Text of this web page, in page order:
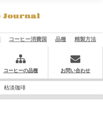
コーヒー消費国 品種 精製方法
コーヒーの品種 お問い合わせ
枯淡珈琲